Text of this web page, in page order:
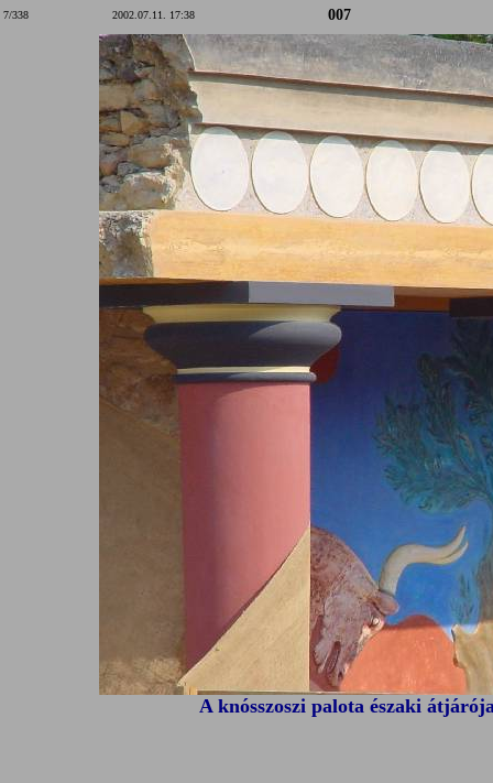
7/338 2002.07.11. 17:38 007
A knósszoszi palota északi